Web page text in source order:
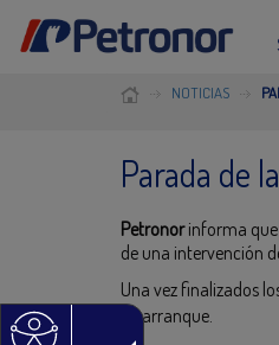
NOTICIAS
Parada de
Petronorinforma que
de una intervención
Una vez finalizados
de arranque.